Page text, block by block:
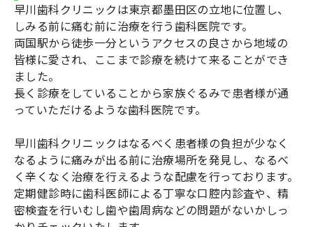
早川歯科クリニックは東京都墨田区の立地に位置し、
しみる前に痛む前に治療を行う歯科医院です。
両国駅から徒歩一分というアクセスの良さから地域の
皆様に愛され、ここまで診療を続けて来ることができ
ました。
長く診療をしていることから家族ぐるみで患者様が通
っていただけるような歯科医院です。
早川歯科クリニックはなるべく患者様の負担が少なく
なるように痛みが出る前に治療場所を発見し、なるべ
く辛くなく治療を行えるような配慮を行っております。
定期健診時に歯科医師による丁寧な口腔内診査や、精
密検査を行いむし歯や歯周病などの問題がないかしっ